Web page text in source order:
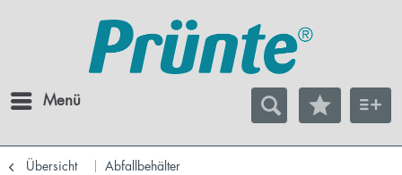
Menü
Übersicht Abfallbehälter